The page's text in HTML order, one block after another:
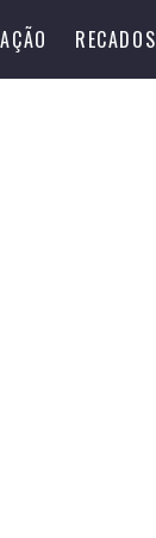
RECADOS